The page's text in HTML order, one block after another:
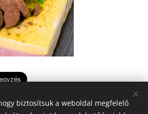
biztosítsuk a weboldal megfelelő